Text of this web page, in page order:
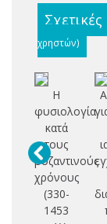
χρηστών)
Η
φυσιολογία
κατά
τους
βυζαντινούς
χρόνους
(330-
1453